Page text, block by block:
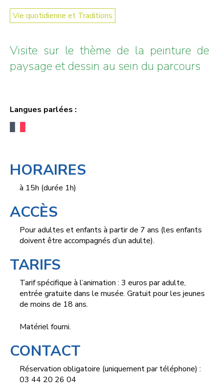
Vie quotidienne et Traditions
Visite sur le thème de la peinture de
paysage et dessin au sein du parcours
Langues parlées :
HORAIRES
à 15h (durée 1h)
ACCÈS
Pour adultes et enfants à partir de 7 ans (les enfants
doivent être accompagnés d’un adulte).
TARIFS
Tarif spécifique à l’animation : 3 euros par adulte,
entrée gratuite dans le musée. Gratuit pour les jeunes
de moins de 18 ans.
Matériel fourni.
CONTACT
Réservation obligatoire (uniquement par téléphone) :
03 44 20 26 04